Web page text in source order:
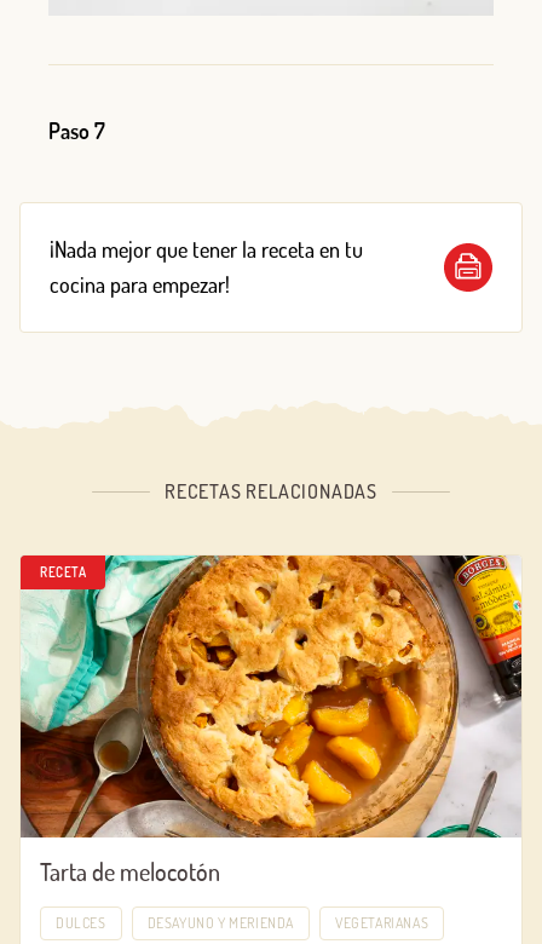
Paso 7
¡Nada mejor que tener la receta en tu
cocina para empezar!
RECETAS RELACIONADAS
RECETA
Tarta de melocotón
DULCES DESAYUNO Y MERIENDA VEGETARIANAS